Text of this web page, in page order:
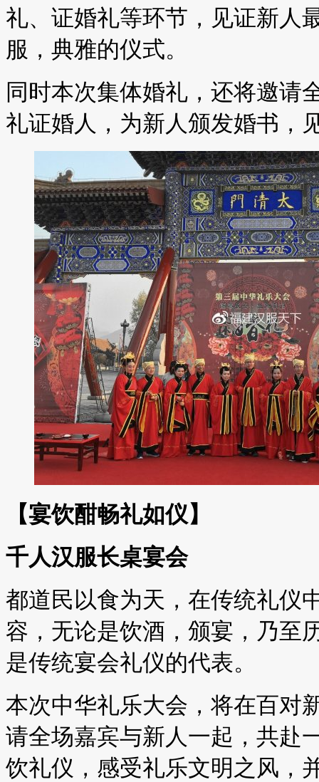
礼、证婚礼等环节，见证新人
服，典雅的仪式。
同时本次集体婚礼，还将邀请
礼证婚人，为新人颁发婚书，
【宴饮酣畅礼如仪】
千人汉服长桌宴会
都道民以食为天，在传统礼仪
容，无论是饮酒，颁宴，乃至
是传统宴会礼仪的代表。
本次中华礼乐大会，将在百对
请全场嘉宾与新人一起，共赴
饮礼仪，感受礼乐文明之风，